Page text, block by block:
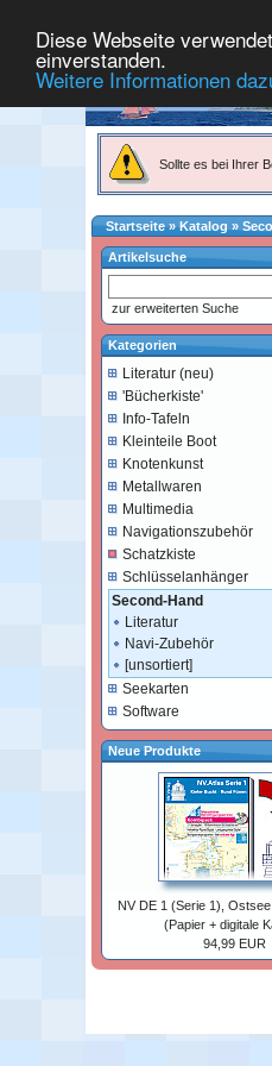
Diese Webseite
einverstanden.
Weitere Informationen
Sollte es bei Ihrer
Startseite»Katalog »
Artikelsuche
zur erweiterten Suche
Kategorien
Literatur (neu)
'Bücherkiste'
Info-Tafeln
Kleinteile Boot
Knotenkunst
Metallwaren
Multimedia
Navigationszubehör
Schatzkiste
Schlüsselanhänger
Second-Hand
Literatur
Navi-Zubehör
[unsortiert]
Seekarten
Software
Neue Produkte
NV DE 1 (Serie 1),
(Papier + digitale
94,99 EUR